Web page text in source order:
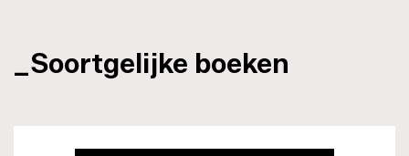
_Soortgelijke boeken